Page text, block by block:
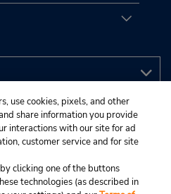
use cookies, pixels, and other
share information you provide
interactions with our site for ad
customer service and for site
clicking one of the buttons
technologies (as described in